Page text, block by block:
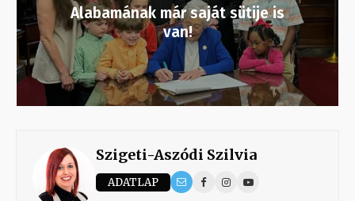
Alabamának már saját sütije is
van!
Szigeti-Aszódi Szilvia
ADATLAP